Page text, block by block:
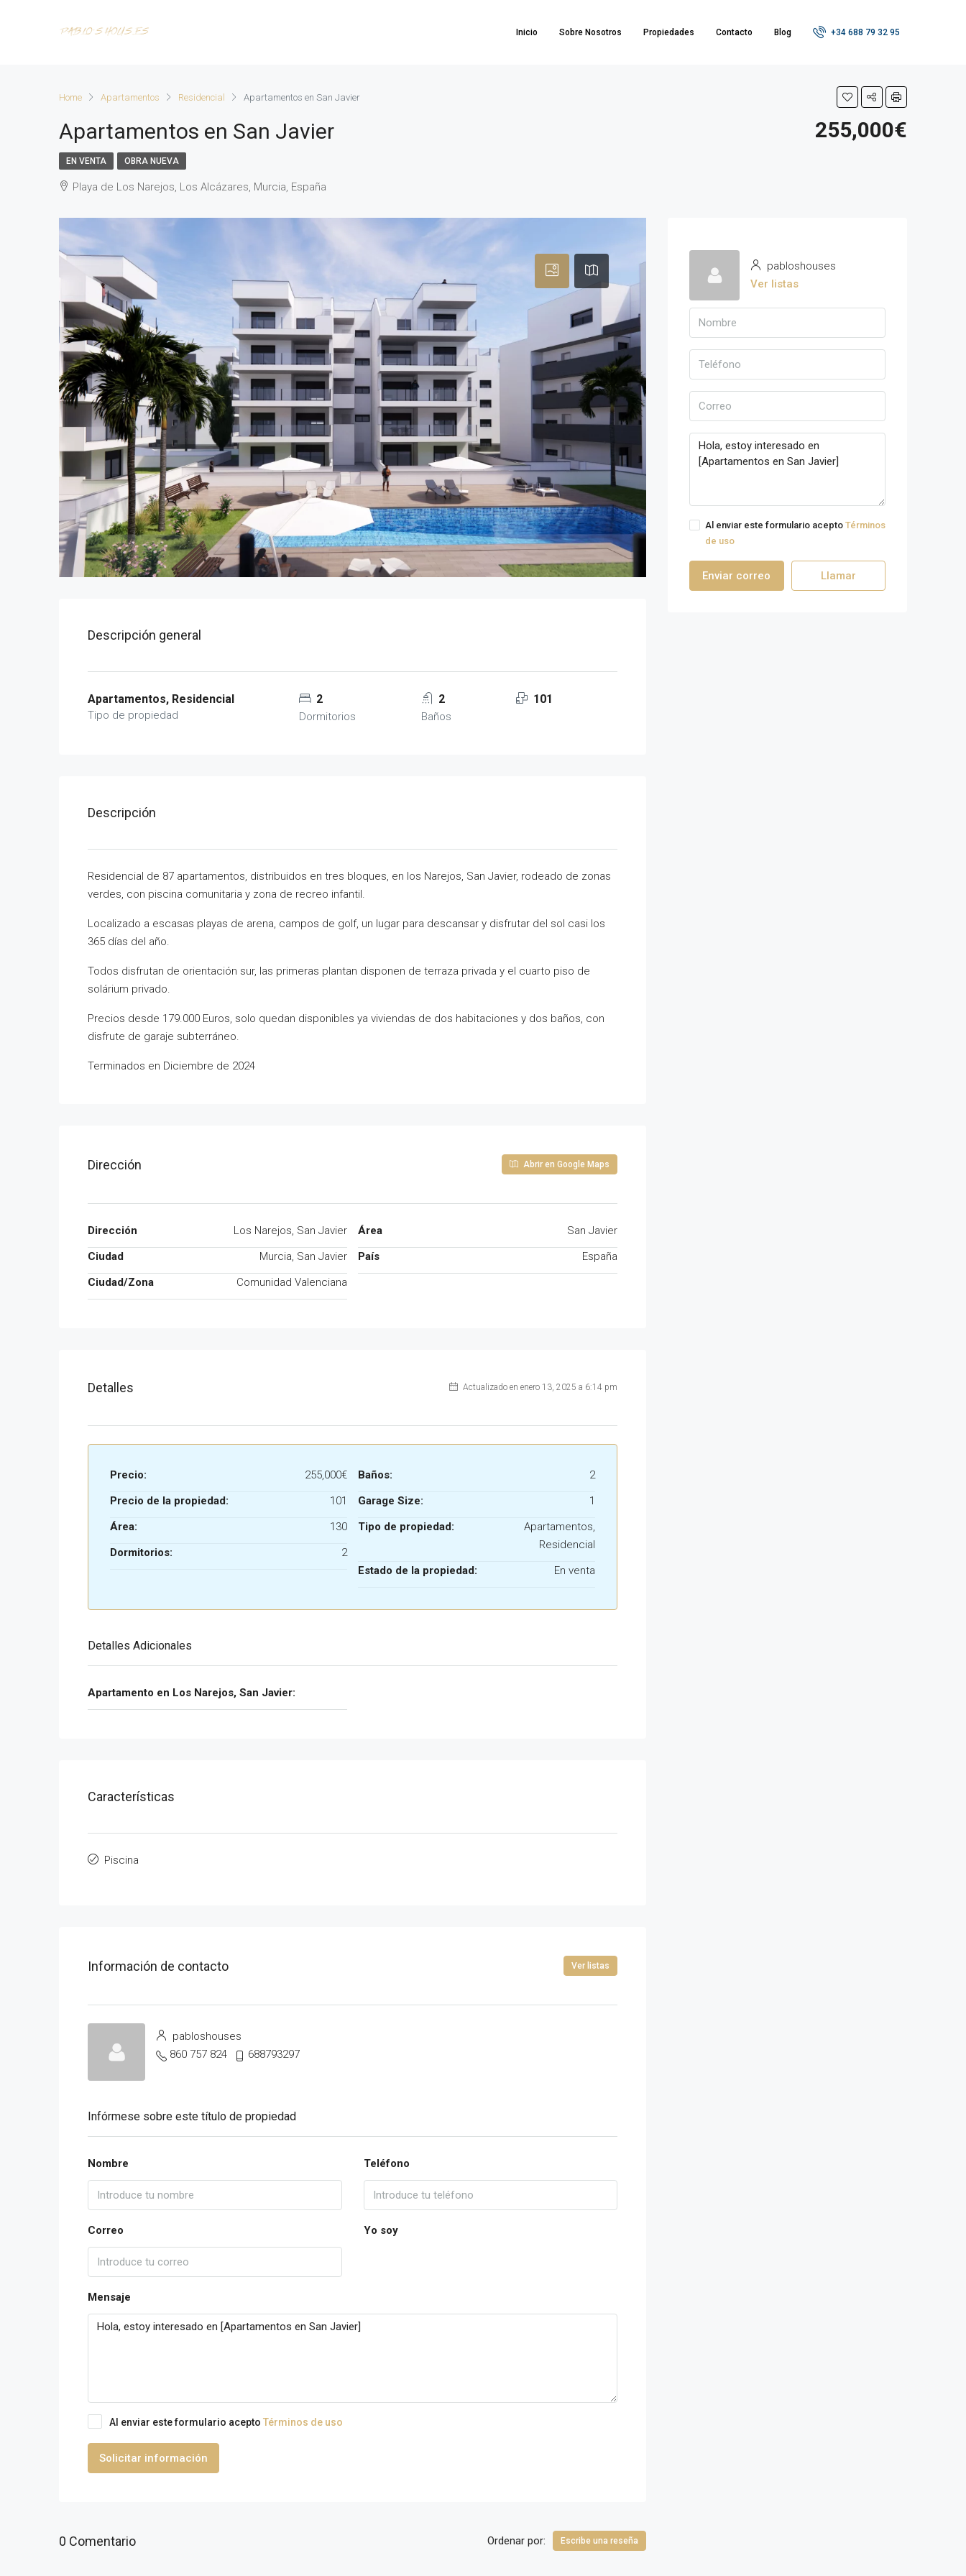
Inicio Sobre Nosotros Propiedades Contacto Blog +34 688 79 32 95
Home Apartamentos Residencial Apartamentos en San Javier
Apartamentos en San Javier 255,000€
EN VENTA OBRA NUEVA
Playa de Los Narejos, Los Alcázares, Murcia, España
Descripción general
Apartamentos, Residencial
Tipo de propiedad
2
Dormitorios
2
Baños
101
Descripción
Residencial de 87 apartamentos, distribuidos en tres bloques, en los Narejos, San Javier, rodeado de zonas
verdes, con piscina comunitaria y zona de recreo infantil.
Localizado a escasas playas de arena, campos de golf, un lugar para descansar y disfrutar del sol casi los
365 días del año.
Todos disfrutan de orientación sur, las primeras plantan disponen de terraza privada y el cuarto piso de
solárium privado.
Precios desde 179.000 Euros, solo quedan disponibles ya viviendas de dos habitaciones y dos baños, con
disfrute de garaje subterráneo.
Terminados en Diciembre de 2024
Dirección Abrir en Google Maps
Dirección
Los Narejos, San Javier
Ciudad
Murcia, San Javier
Ciudad/Zona
Comunidad Valenciana
Área
San Javier
País
España
Detalles Actualizado en enero 13, 2025 a 6:14 pm
Precio:
255,000€
Precio de la propiedad:
101
Área:
130
Dormitorios:
2
Baños:
2
Garage Size:
1
Tipo de propiedad:
Apartamentos,
Residencial
Estado de la propiedad:
En venta
Detalles Adicionales
Apartamento en Los Narejos, San Javier:
Características
Piscina
Información de contacto Ver listas
pabloshouses
860 757 824
688793297
Infórmese sobre este título de propiedad
Nombre Teléfono
Correo Yo soy
Mensaje
Al enviar este formulario acepto Términos de uso
Solicitar información
0 Comentario Ordenar por: Escribe una reseña
pabloshouses
Ver listas
Al enviar este formulario acepto Términos
de uso
Enviar correo Llamar